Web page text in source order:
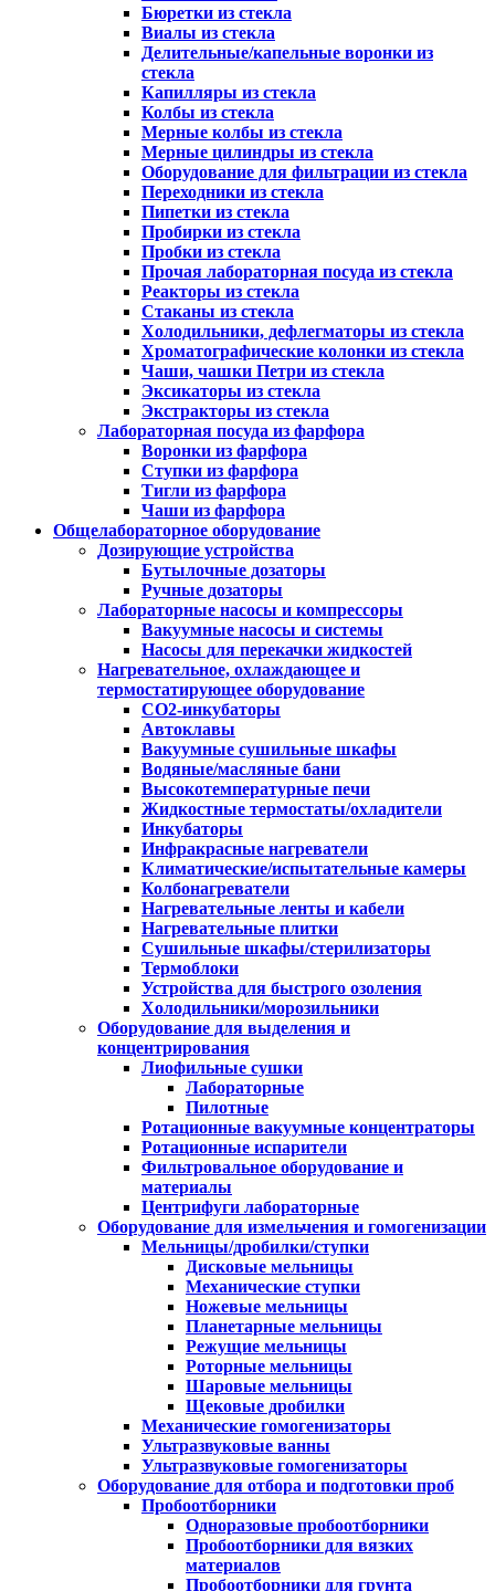
Бюретки из стекла
Виалы из стекла
Делительные/капельные воронки из
стекла
Капилляры из стекла
Колбы из стекла
Мерные колбы из стекла
Мерные цилиндры из стекла
Оборудование для фильтрации из стекла
Переходники из стекла
Пипетки из стекла
Пробирки из стекла
Пробки из стекла
Прочая лабораторная посуда из стекла
Реакторы из стекла
Стаканы из стекла
Холодильники, дефлегматоры из стекла
Хроматографические колонки из стекла
Чаши, чашки Петри из стекла
Эксикаторы из стекла
Экстракторы из стекла
Лабораторная посуда из фарфора
Воронки из фарфора
Ступки из фарфора
Тигли из фарфора
Чаши из фарфора
Общелабораторное оборудование
Дозирующие устройства
Бутылочные дозаторы
Ручные дозаторы
Лабораторные насосы и компрессоры
Вакуумные насосы и системы
Насосы для перекачки жидкостей
Нагревательное, охлаждающее и
термостатирующее оборудование
CO2-инкубаторы
Автоклавы
Вакуумные сушильные шкафы
Водяные/масляные бани
Высокотемпературные печи
Жидкостные термостаты/охладители
Инкубаторы
Инфракрасные нагреватели
Климатические/испытательные камеры
Колбонагреватели
Нагревательные ленты и кабели
Нагревательные плитки
Сушильные шкафы/стерилизаторы
Термоблоки
Устройства для быстрого озоления
Холодильники/морозильники
Оборудование для выделения и
концентрирования
Лиофильные сушки
Лабораторные
Пилотные
Ротационные вакуумные концентраторы
Ротационные испарители
Фильтровальное оборудование и
материалы
Центрифуги лабораторные
Оборудование для измельчения и гомогенизации
Мельницы/дробилки/ступки
Дисковые мельницы
Механические ступки
Ножевые мельницы
Планетарные мельницы
Режущие мельницы
Роторные мельницы
Шаровые мельницы
Щековые дробилки
Механические гомогенизаторы
Ультразвуковые ванны
Ультразвуковые гомогенизаторы
Оборудование для отбора и подготовки проб
Пробоотборники
Одноразовые пробоотборники
Пробоотборники для вязких
материалов
Пробоотборники для грунта